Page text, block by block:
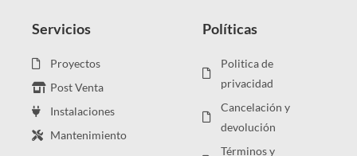
Servicios
Proyectos
Post Venta
Instalaciones
Mantenimiento
Políticas
Politica de
privacidad
Cancelación y
devolución
Términos y